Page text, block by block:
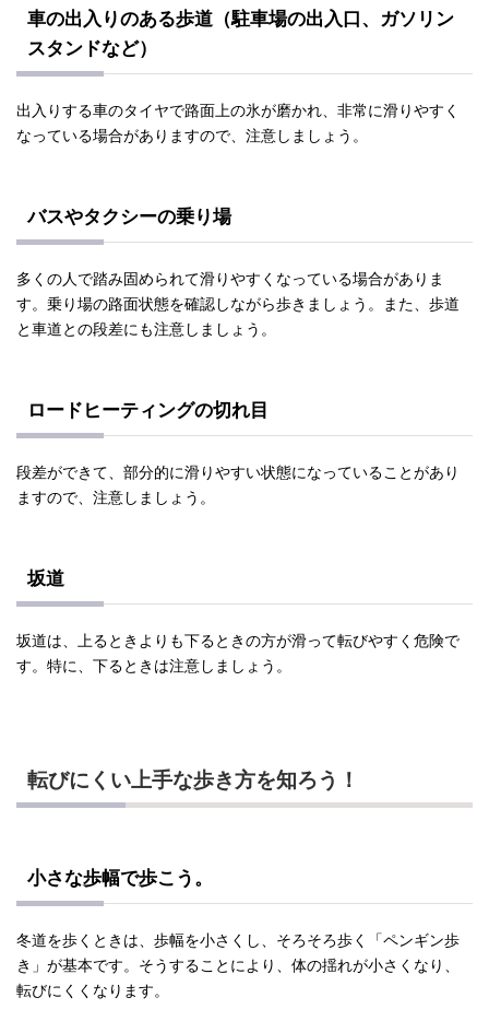
車の出入りのある歩道（駐車場の出入口、ガソリン
スタンドなど）
出入りする車のタイヤで路面上の氷が磨かれ、非常に滑りやすく
なっている場合がありますので、注意しましょう。
バスやタクシーの乗り場
多くの人で踏み固められて滑りやすくなっている場合がありま
す。乗り場の路面状態を確認しながら歩きましょう。また、歩道
と車道との段差にも注意しましょう。
ロードヒーティングの切れ目
段差ができて、部分的に滑りやすい状態になっていることがあり
ますので、注意しましょう。
坂道
坂道は、上るときよりも下るときの方が滑って転びやすく危険で
す。特に、下るときは注意しましょう。
転びにくい上手な歩き方を知ろう！
小さな歩幅で歩こう。
冬道を歩くときは、歩幅を小さくし、そろそろ歩く「ペンギン歩
き」が基本です。そうすることにより、体の揺れが小さくなり、
転びにくくなります。